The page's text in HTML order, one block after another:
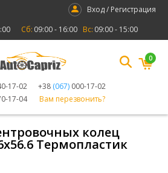
Вход / Регистрация
Сб: 09:00 - 16:00 Вс: 09:00 - 15:00
17-02 +38 (067) 000-17-02
17-04 Вам перезвонить?
0
колец
Термопластик